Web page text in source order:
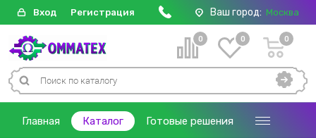
Вход Регистрация Ваш город: Москва
0 0 0
Главная Каталог Готовые решения